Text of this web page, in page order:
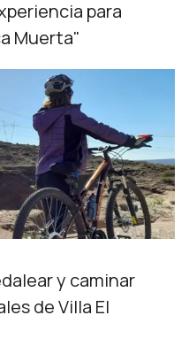
para
Muerta"
y caminar
de Villa El